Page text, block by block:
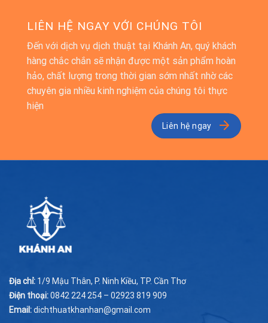
LIÊN HỆ NGAY VỚI CHÚNG TÔI
Đến với dịch vụ dịch thuật tại Khánh An, quý khách
hàng chắc chắn sẽ nhận được một sản phẩm hoàn
hảo, chất lượng trong thời gian sớm nhất nhờ các
chuyên gia nhiều kinh nghiệm của chúng tôi thực
hiện
Liên hệ ngay
Địa chỉ: 1/9 Mậu Thân, P. Ninh Kiều, TP. Cần Thơ
Điện thoại:0842 224 254 – 02923 819 909
Email:dichthuatkhanhan@gmail.com